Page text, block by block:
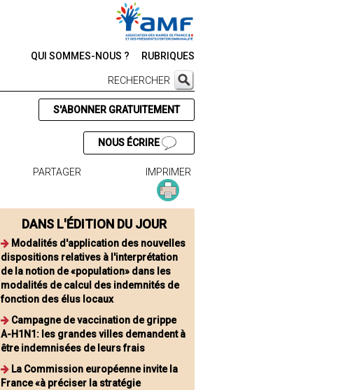
QUI SOMMES-NOUS ? RUBRIQUES
RECHERCHER
S'ABONNER GRATUITEMENT
NOUS ÉCRIRE
PARTAGER IMPRIMER
DANS L'ÉDITION DU JOUR
Modalités d'application des nouvelles
dispositions relatives à l'interprétation
de la notion de «population» dans les
modalités de calcul des indemnités de
fonction des élus locaux
Campagne de vaccination de grippe
A-H1N1: les grandes villes demandent à
être indemnisées de leurs frais
La Commission européenne invite la
France «à préciser la stratégie